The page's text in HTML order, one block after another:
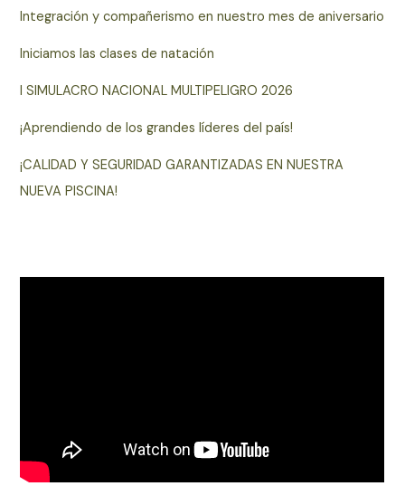
Integración y compañerismo en nuestro mes de aniversario
Iniciamos las clases de natación
I SIMULACRO NACIONAL MULTIPELIGRO 2026
¡Aprendiendo de los grandes líderes del país!
¡CALIDAD Y SEGURIDAD GARANTIZADAS EN NUESTRA
NUEVA PISCINA!